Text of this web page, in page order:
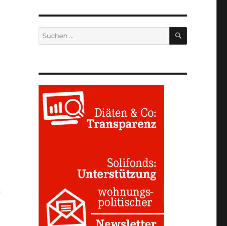
Suchen
nach:
SUCHEN